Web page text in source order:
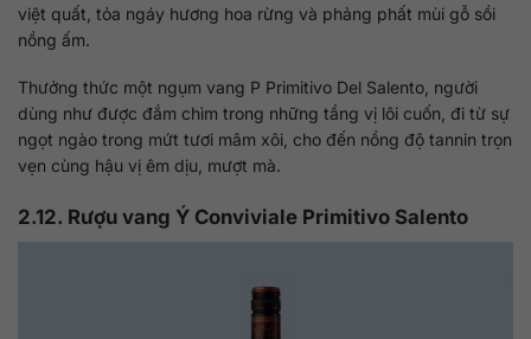
việt quất, tỏa ngáy hương hoa rừng và phảng phất mùi gỗ sồi
nồng ấm.
Thưởng thức một ngụm vang P Primitivo Del Salento, người
dùng như được đắm chìm trong những tầng vị lôi cuốn, đi từ sự
ngọt ngào trong mứt tươi mâm xôi, cho đến nồng độ tannin trọn
vẹn cùng hậu vị êm dịu, mượt mà.
2.12. Rượu vang Ý Conviviale Primitivo Salento